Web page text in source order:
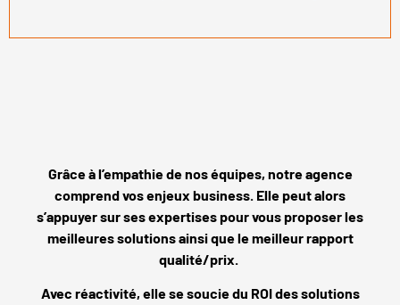
Grâce à l’empathie de nos équipes, notre agence
comprend vos enjeux business. Elle peut alors
s’appuyer sur ses expertises pour vous proposer les
meilleures solutions ainsi que le meilleur rapport
qualité/prix.
Avec réactivité, elle se soucie du ROI des solutions